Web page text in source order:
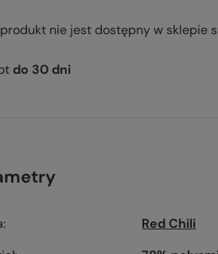
nie jest dostępny w sklepie
do 30 dni
Red Chili